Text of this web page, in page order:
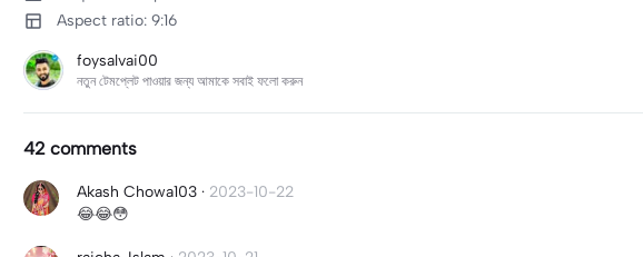
Aspect ratio: 9:16
foysalvai00
নতুন টেমপ্লেট পাওয়ার জন্য আমাকে সবাই ফলো করুন
42 comments
Akash Chowa103 · 2023-10-22
😂😂😳